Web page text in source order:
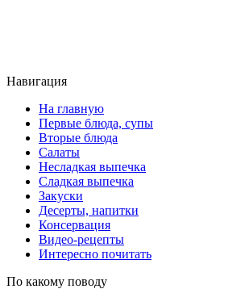
Навигация
На главную
Первые блюда, супы
Вторые блюда
Салаты
Несладкая выпечка
Сладкая выпечка
Закуски
Десерты, напитки
Консервация
Видео-рецепты
Интересно почитать
По какому поводу